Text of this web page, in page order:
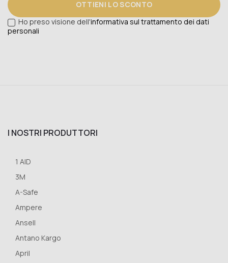
OTTIENI LO SCONTO
Ho preso visione dell'informativa sul trattamento dei dati
personali
I NOSTRI PRODUTTORI
1 AID
3M
A-Safe
Ampere
Ansell
Antano Kargo
April